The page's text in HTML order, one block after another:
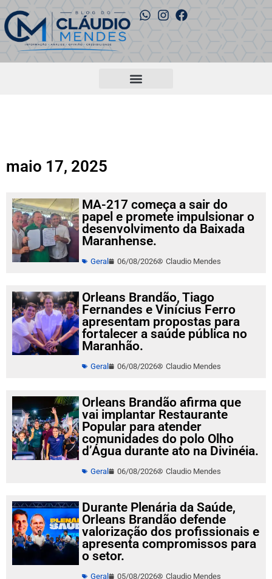
maio 17, 2025
MA-217 começa a sair do
papel e promete impulsionar o
desenvolvimento da Baixada
Maranhense.
Geral 06/08/2026 Claudio Mendes
Orleans Brandão, Tiago
Fernandes e Vinícius Ferro
apresentam propostas para
fortalecer a saúde pública no
Maranhão.
Geral 06/08/2026 Claudio Mendes
Orleans Brandão afirma que
vai implantar Restaurante
Popular para atender
comunidades do polo Olho
d’Água durante ato na Divinéia.
Geral 06/08/2026 Claudio Mendes
Durante Plenária da Saúde,
Orleans Brandão defende
valorização dos profissionais e
apresenta compromissos para
o setor.
Geral 05/08/2026 Claudio Mendes